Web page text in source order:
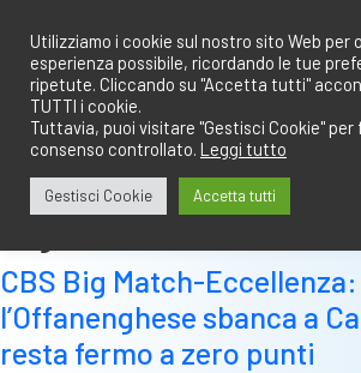
contenuto
CBS Big Match-Eccellenza:
l’Offanenghese sbanca a
resta fermo a zero punti
Utilizziamo i cookie sul nostro sito Web per
esperienza possibile, ricordando le tue
ripetute. Cliccando su "Accetta tutti"
TUTTI i cookie.
Tuttavia, puoi visitare "Gestisci Cookie" per
consenso controllato. Leggi tutto
Gestisci Cookie Accetta tutti